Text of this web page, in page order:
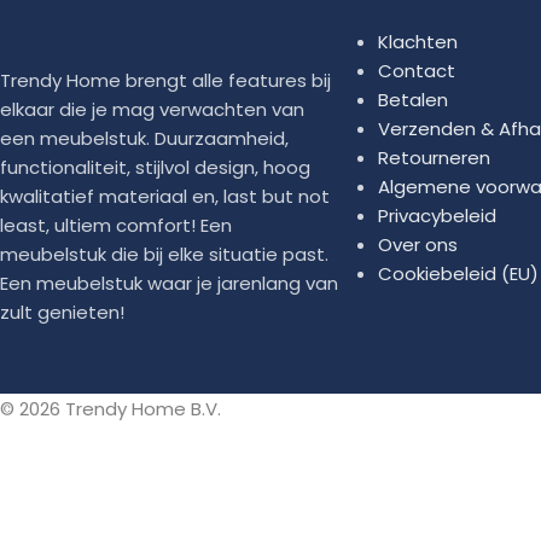
(polystreen balletjes) maar dankzij de vultunnel in onze
De Sugarpufy Gamer Kids Kinderzitzak is gevuld met
Onderhoud
Een zitzak staat garant voor lekker ontspannen. En dat
Gebruik voor regelmatige reiniging gewoon een vochtige
vlekverwijderaar. Dat is het! Voor een diepere reiniging kunt
vervolgens opnieuw vullen. Laat uw zitzak niet onder de
Trendy Home brengt alle features bij
elkaar die je mag verwachten van
een meubelstuk. Duurzaamheid,
functionaliteit, stijlvol design, hoog
kwalitatief materiaal en, last but not
least, ultiem comfort! Een
meubelstuk die bij elke situatie past.
Een meubelstuk waar je jarenlang van
zult genieten!
Klachten
Contact
Betalen
Verzenden &
Retourneren
Algemene
Privacybeleid
Over ons
Cookiebeleid (EU)
© 2026 Trendy Home B.V.